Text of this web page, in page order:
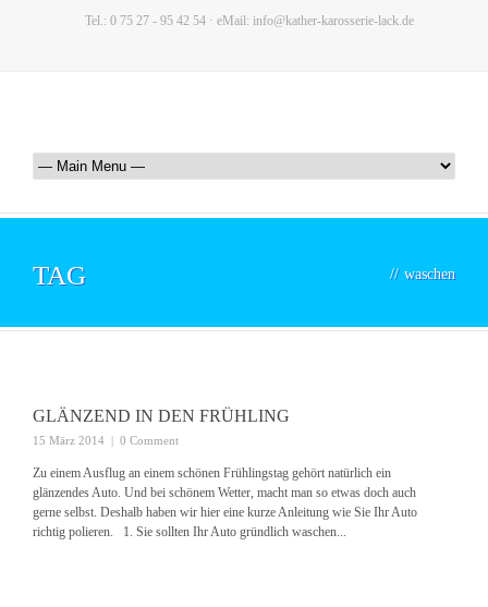
Tel.: 0 75 27 - 95 42 54 · eMail: info@kather-karosserie-lack.de
TAG // waschen
GLÄNZEND IN DEN FRÜHLING
15 März 2014 | 0 Comment
Zu einem Ausflug an einem schönen Frühlingstag gehört natürlich ein
glänzendes Auto. Und bei schönem Wetter, macht man so etwas doch auch
gerne selbst. Deshalb haben wir hier eine kurze Anleitung wie Sie Ihr Auto
richtig polieren. 1. Sie sollten Ihr Auto gründlich waschen...